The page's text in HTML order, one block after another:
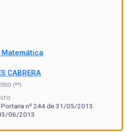
CABRERA
(**)
nº 244 de 31/05/2013.
06/2013.